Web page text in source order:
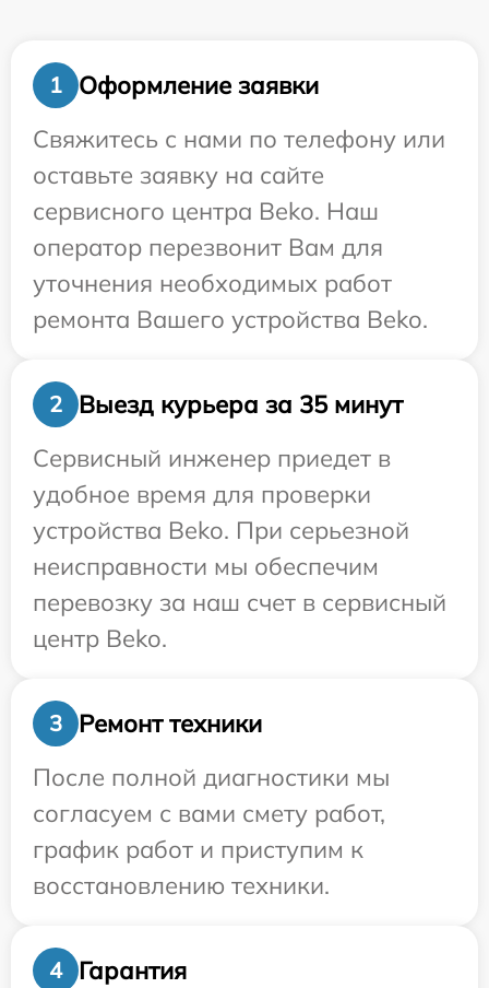
1
Оформление заявки
Свяжитесь с нами по телефону или
оставьте заявку на сайте
сервисного центра Beko. Наш
оператор перезвонит Вам для
уточнения необходимых работ
ремонта Вашего устройства Beko.
2
Выезд курьера за 35 минут
Сервисный инженер приедет в
удобное время для проверки
устройства Beko. При серьезной
неисправности мы обеспечим
перевозку за наш счет в сервисный
центр Beko.
3
Ремонт техники
После полной диагностики мы
согласуем с вами смету работ,
график работ и приступим к
восстановлению техники.
4 Гарантия